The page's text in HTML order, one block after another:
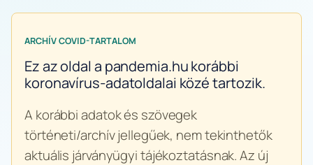
ARCHÍV COVID-TARTALOM
Ez az oldal a pandemia.hu korábbi
koronavírus-adatoldalai közé tartozik.
A korábbi adatok és szövegek
történeti/archív jellegűek, nem tekinthetők
aktuális járványügyi tájékoztatásnak. Az új